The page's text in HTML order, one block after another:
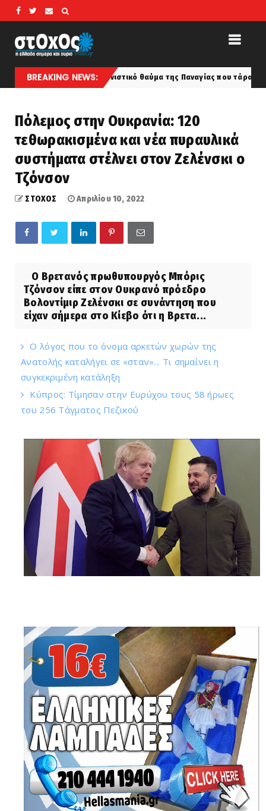
BREAKING NEWS:
Το συγκλονιστικό θαύμα της Παναγίας που τάραξε τις
Πόλεμος στην Ουκρανία: 120
τεθωρακισμένα και νέα πυραυλικά
συστήματα στέλνει στον Ζελένσκι ο
Τζόνσον
ΣΤΟΧΟΣ Απριλίου 10, 2022
Ο Βρετανός πρωθυπουργός Μπόρις
Τζόνσον είπε στον Ουκρανό πρόεδρο
Βολοντίμιρ Ζελένσκι σε συνάντηση που
είχαν σήμερα στο Κίεβο ότι η Βρετα...
Ο λόγος που το όνομα αρκετών χωρών της
Ανατολής καταλήγει σε «σταν»... Τι σημαίνει η
συγκεκριμένη κατάληξη
Κύπρος: Τίμησαν στην Ευρύχου τους 58 ήρωες
του 256 Τάγματος Πεζικού